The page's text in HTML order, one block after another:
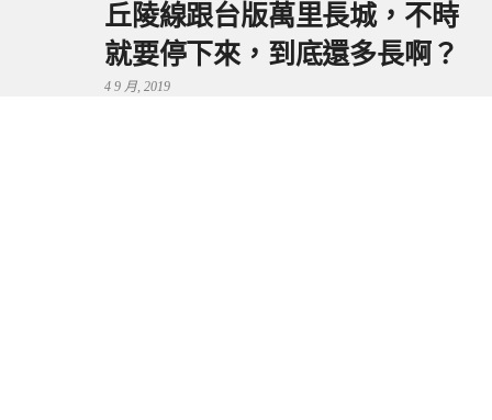
丘陵線跟台版萬里長城，不時
就要停下來，到底還多長啊？
4 9 月, 2019